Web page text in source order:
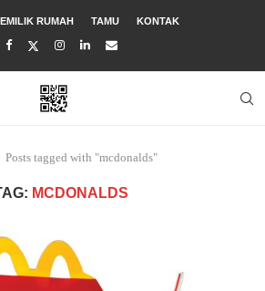
RUMAH TAMU KONTAK
Posts tagged with "mcdonalds"
MCDONALDS